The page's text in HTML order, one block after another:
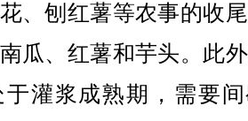
、刨红薯等农事的收
瓜、红薯和芋头。此
灌浆成熟期，需要